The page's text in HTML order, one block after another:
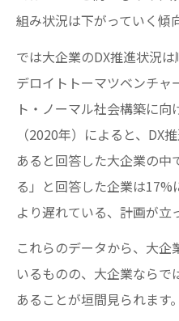
組み状況は下がっていく傾
では大企業のDX推進状況
デロイトトーマツベンチャ
ト・ノーマル社会構築に向
（2020年）によると、DX
あると回答した大企業の中
る」と回答した企業は
より遅れている、計画が立
これらのデータから、大企
いるものの、大企業ならで
あることが垣間見られます。